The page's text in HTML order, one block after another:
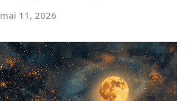
mai 11, 2026